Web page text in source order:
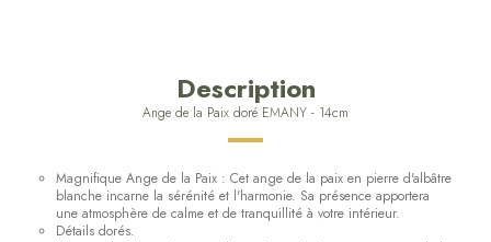
Description
Ange de la Paix doré EMANY - 14cm
Magnifique Ange de la Paix : Cet ange de la paix en pierre d'albâtre
blanche incarne la sérénité et l'harmonie. Sa présence apportera
une atmosphère de calme et de tranquillité à votre intérieur.
Détails dorés.